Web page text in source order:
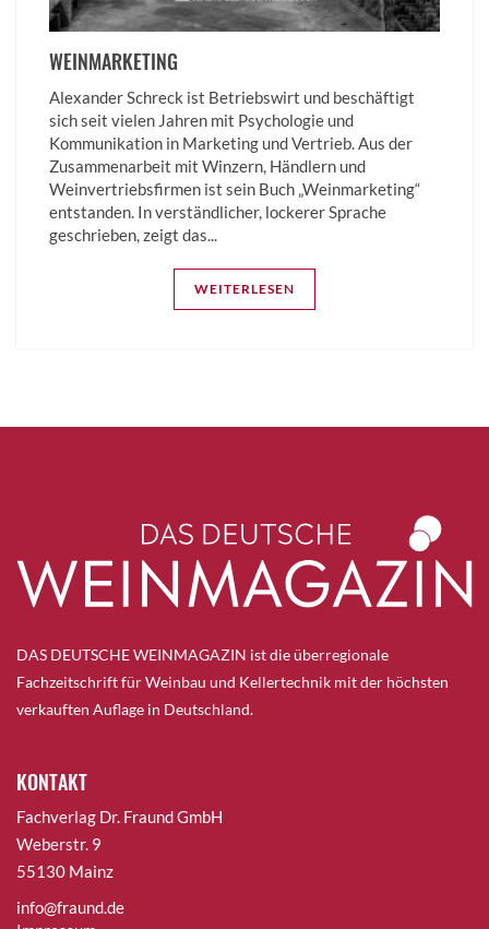
WEINMARKETING
Alexander Schreck ist Betriebswirt und beschäftigt
sich seit vielen Jahren mit Psychologie und
Kommunikation in Marketing und Vertrieb. Aus der
Zusammenarbeit mit Winzern, Händlern und
Weinvertriebsfirmen ist sein Buch „Weinmarketing“
entstanden. In verständlicher, lockerer Sprache
geschrieben, zeigt das...
WEITERLESEN
DAS DEUTSCHE WEINMAGAZIN ist die überregionale
Fachzeitschrift für Weinbau und Kellertechnik mit der höchsten
verkauften Auflage in Deutschland.
KONTAKT
Fachverlag Dr. Fraund GmbH
Weberstr. 9
55130 Mainz
info@fraund.de